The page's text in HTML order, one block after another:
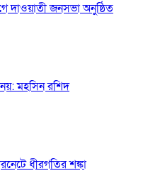
দাওয়াতী জনসভা অনুষ্ঠিত
মহসিন রশিদ
ধীরগতির শঙ্কা